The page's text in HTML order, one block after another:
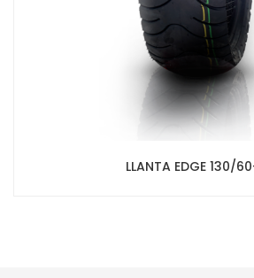
LLANTA EDGE 130/